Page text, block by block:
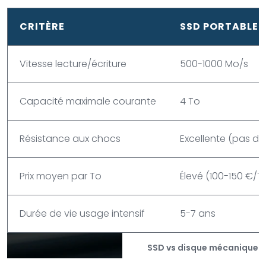
SSD vs disque mécanique
CRITÈRE SSD PORTABLE
Vitesse lecture/écriture 500-1000 Mo/s
Capacité maximale courante 4 To
Résistance aux chocs Excellente (pas
Prix moyen par To Élevé (100-150 €/
Durée de vie usage intensif 5-7 ans